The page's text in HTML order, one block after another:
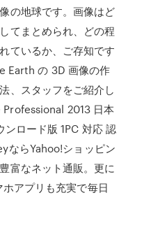
の地球です。画像はど
てまとめられ、どの程
ているか、ご存知です
Earth の 3D 画像の作
、スタッフをご紹介し
2013 日本
ロード版 1PC 対応 認
らYahoo!ショッピン
富なネット通販。更に
アプリも充実で毎日